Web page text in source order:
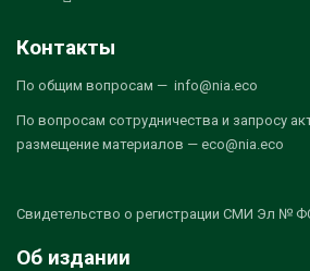
Контакты
По общим вопросам — info@nia.eco
По вопросам сотрудничества и запросу
размещение материалов — eco@nia.eco
Свидетельство о регистрации СМИ Эл №
Об издании